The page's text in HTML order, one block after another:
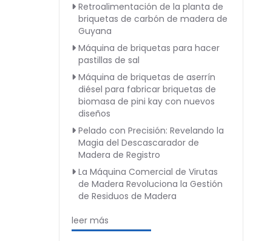
Retroalimentación de la planta de
briquetas de carbón de madera de
Guyana
Máquina de briquetas para hacer
pastillas de sal
Máquina de briquetas de aserrín
diésel para fabricar briquetas de
biomasa de pini kay con nuevos
diseños
Pelado con Precisión: Revelando la
Magia del Descascarador de
Madera de Registro
La Máquina Comercial de Virutas
de Madera Revoluciona la Gestión
de Residuos de Madera
leer más